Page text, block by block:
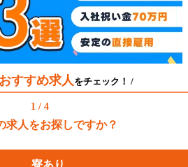
おすすめ求人 をチェック！ /
1 / 4
求人をお探しですか？
寮あり